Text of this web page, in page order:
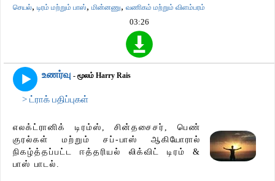
செயல், டிரம் மற்றும் பாஸ், மின்னணு, வணிகம் மற்றும் விளம்பரம்
03:26
உணர்வு - மூலம் Harry Rais
> ட்ராக் பதிப்புகள்
எலக்ட்ரானிக் டிரம்ஸ், சின்தசைசர், பெண்
குரல்கள் மற்றும் சப்-பாஸ் ஆகியோரால்
நிகழ்த்தப்பட்ட ஈத்தரியல் லிக்விட் டிரம் &
பாஸ் பாடல்.